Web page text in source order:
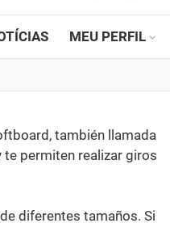
MEU PERFIL
también llamada
permiten realizar giros
diferentes tamaños. Si